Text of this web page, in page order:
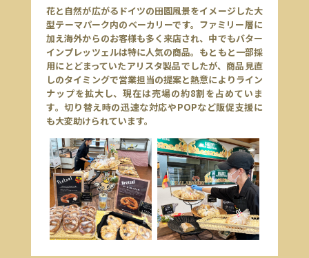
花と自然が広がるドイツの田園風景をイメージした大
型テーマパーク内のベーカリーです。ファミリー層に
加え海外からのお客様も多く来店され、中でもバター
インプレッツェルは特に人気の商品。もともと一部採
用にとどまっていたアリスタ製品でしたが、商品見直
しのタイミングで営業担当の提案と熱意によりライン
ナップを拡大し、現在は売場の約8割を占めていま
す。切り替え時の迅速な対応やPOPなど販促支援に
も大変助けられています。